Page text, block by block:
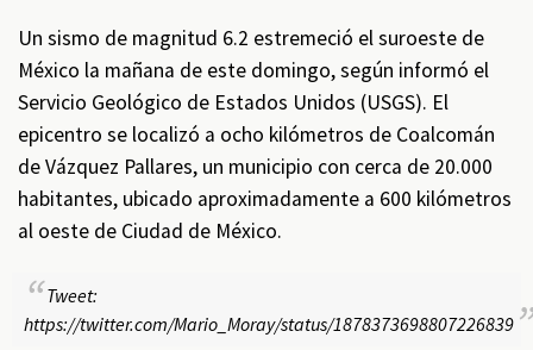
Un sismo de magnitud 6.2 estremeció el suroeste de
México la mañana de este domingo, según informó el
Servicio Geológico de Estados Unidos (USGS). El
epicentro se localizó a ocho kilómetros de Coalcomán
de Vázquez Pallares, un municipio con cerca de 20.000
habitantes, ubicado aproximadamente a 600 kilómetros
al oeste de Ciudad de México.
Tweet:
https://twitter.com/Mario_Moray/status/1878373698807226839